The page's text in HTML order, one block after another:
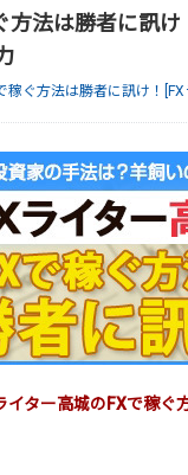
方法は勝者に訊
稼ぐ方法は勝者に訊け！
イター高城のFXで稼ぐ